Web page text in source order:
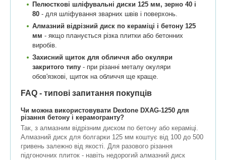
Пелюсткові шліфувальні диски 125 мм, зерно 40 і
80 - для шліфування зварних швів і поверхонь.
Алмазний відрізний диск по кераміці і бетону 125
мм - якщо планується різка плитки або бетонних
виробів.
Захисний щиток для обличчя або окуляри
закритого типу - при різанні металу окуляри
обов'язкові, щиток на обличчя ще краще.
FAQ - типові запитання покупців
Чи можна використовувати Dextone DXAG-1250 для
різання бетону і керамогранту?
Так, з алмазним відрізним диском по бетону або кераміці.
Алмазний диск для болгарки 125 мм коштує від 100 до 500
гривень залежно від якості. Для разового різання
підгоночних плиток - навіть недорогий алмазний диск